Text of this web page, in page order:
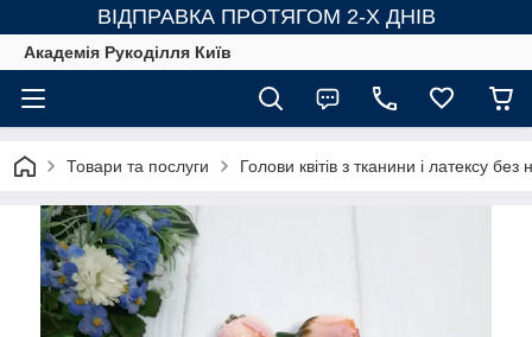
ВІДПРАВКА ПРОТЯГОМ 2-Х ДНІВ
Академія Рукоділля Київ
Товари та послуги Голови квітів з тканини і латексу без